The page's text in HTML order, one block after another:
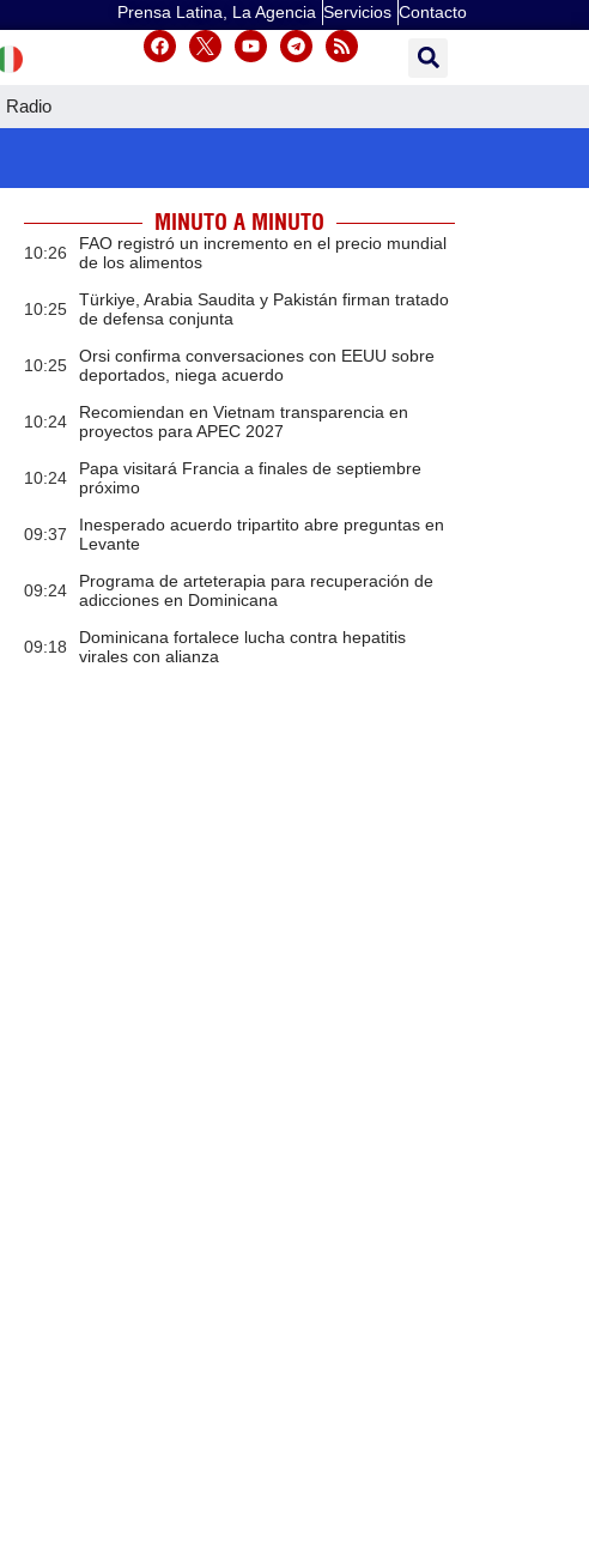
Prensa Latina, La Agencia Servicios Contacto
Radio
MINUTO A MINUTO
10:26
FAO registró un incremento en el precio mundial
de los alimentos
10:25
Türkiye, Arabia Saudita y Pakistán firman tratado
de defensa conjunta
10:25
Orsi confirma conversaciones con EEUU sobre
deportados, niega acuerdo
10:24
Recomiendan en Vietnam transparencia en
proyectos para APEC 2027
10:24
Papa visitará Francia a finales de septiembre
próximo
09:37
Inesperado acuerdo tripartito abre preguntas en
Levante
09:24
Programa de arteterapia para recuperación de
adicciones en Dominicana
09:18
Dominicana fortalece lucha contra hepatitis
virales con alianza